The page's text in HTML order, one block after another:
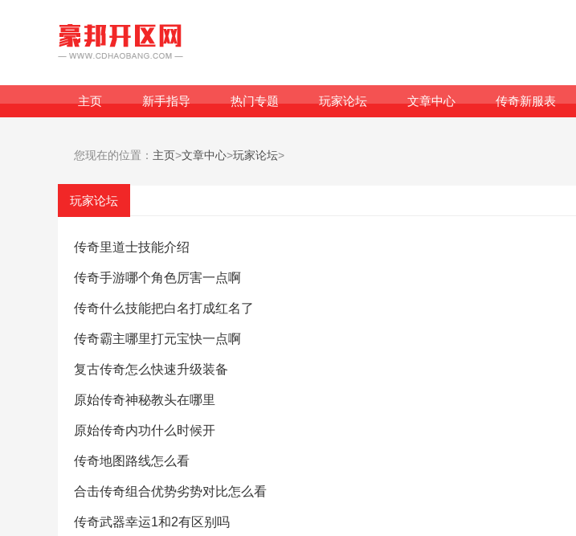
主页 新手指导 热门专题 玩家论坛 文章中心 传奇新服表
您现在的位置： 主页>文章中心>玩家论坛>
玩家论坛
传奇里道士技能介绍
传奇手游哪个角色厉害一点啊
传奇什么技能把白名打成红名了
传奇霸主哪里打元宝快一点啊
复古传奇怎么快速升级装备
原始传奇神秘教头在哪里
原始传奇内功什么时候开
传奇地图路线怎么看
合击传奇组合优势劣势对比怎么看
传奇武器幸运1和2有区别吗